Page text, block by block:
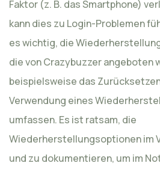
Faktor (z. B. das Smartphone)
kann dies zu Login-Problemen
es wichtig, die
die von Crazybuzzer angeboten
beispielsweise das
Verwendung eines
umfassen. Es ist ratsam, die
Wiederherstellungsoptionen im
und zu dokumentieren, um im